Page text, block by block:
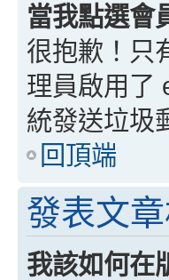
當我點選會
很抱歉！只
理員啟用了
統發送垃圾
回頂端
發表文
我該如何在